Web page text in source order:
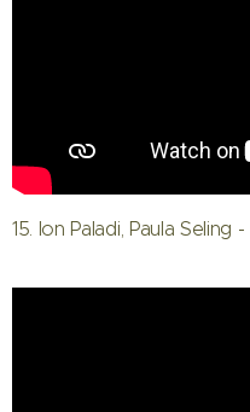
15. Ion Paladi, Paula Seling